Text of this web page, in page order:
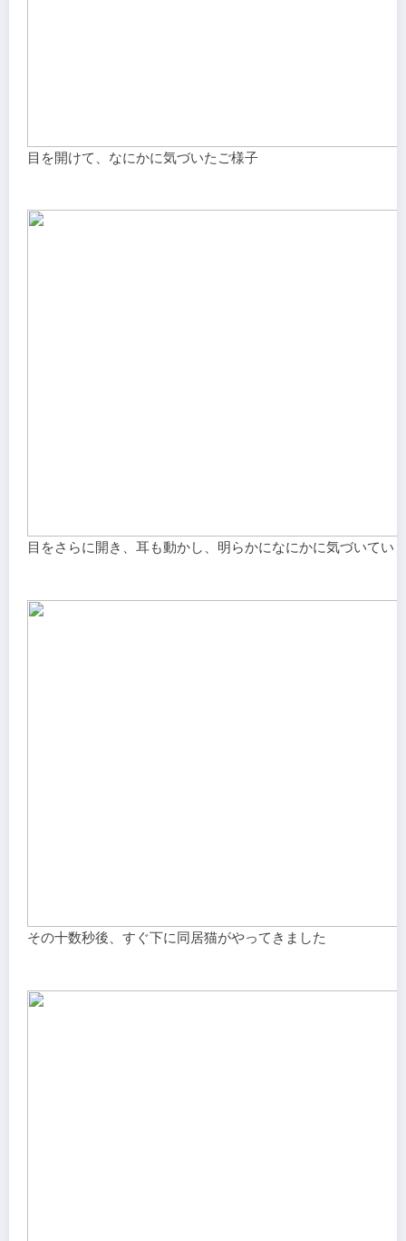
目を開けて、なにかに気づいたご様子
目をさらに開き、耳も動かし、明らかになにかに気づいてい
その十数秒後、すぐ下に同居猫がやってきました